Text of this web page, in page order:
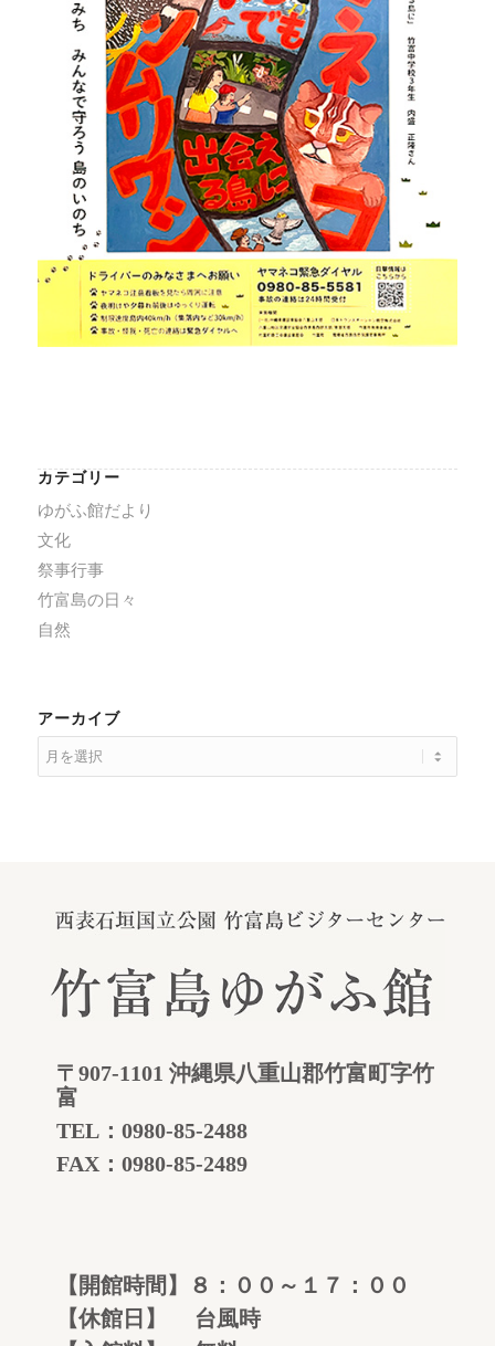
カテゴリー
ゆがふ館だより
文化
祭事行事
竹富島の日々
自然
アーカイブ
〒907-1101 沖縄県八重山郡竹富町字竹
富
TEL：0980-85-2488
FAX：0980-85-2489
【開館時間】８：００～１７：００
【休館日】 台風時